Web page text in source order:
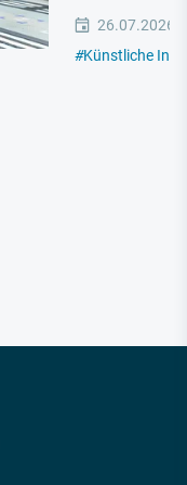
26.07.2026
#Künstliche